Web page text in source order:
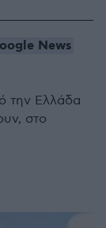
News
την Ελλάδα
στο